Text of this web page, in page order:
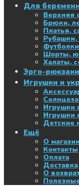
Для
Верхняя
Брюки,
Платья,
Шорты,
Халаты,
Эрго-
Игрушки и
Игрушки
Игрушки
Детские
Ещё
О
Контакты
Оплата
Доставка
О